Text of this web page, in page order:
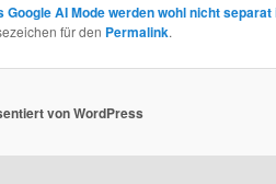
Google AI Mode werden wohl nicht
für den Permalink.
von WordPress